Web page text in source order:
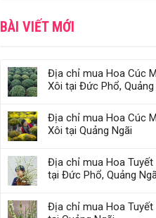
BÀI VIẾT MỚI
Địa chỉ mua Hoa Cúc
Xôi tại Đức Phổ, Quảng
Địa chỉ mua Hoa Cúc
Xôi tại Quảng Ngãi
Địa chỉ mua Hoa Tuyết
tại Đức Phổ, Quảng
Địa chỉ mua Hoa Tuyết